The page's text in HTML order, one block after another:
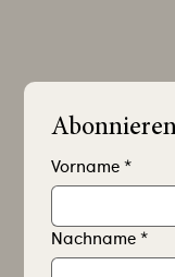
Vorname *
Nachname *